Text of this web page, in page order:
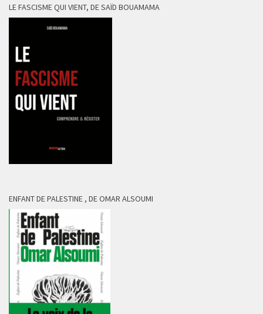
LE FASCISME QUI VIENT, DE SAÏD BOUAMAMA
ENFANT DE PALESTINE , DE OMAR ALSOUMI